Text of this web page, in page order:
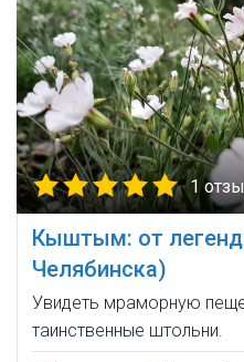
1
Кыштым: от
Челябинска)
Увидеть мраморную
таинственные штольни.